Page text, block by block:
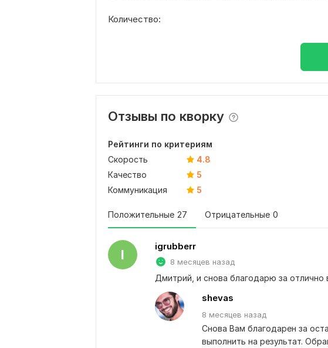
Количество:
Отзывы по кворку
Рейтинги по критериям
Скорость
4.8
Качество
5
Коммуникация
5
Положительные 27 Отрицательные 0
I
igrubberr
8 месяцев назад
Дмитрий, и снова благодарю за отлично
shevas
8 месяцев назад
Снова Вам благодарен за
выполнить на результат.